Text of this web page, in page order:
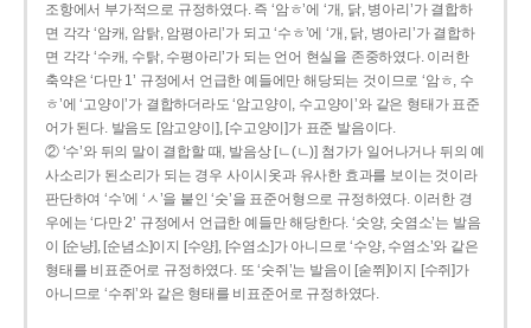
조항에서 부가적으로 규정하였다. 즉 ‘암ㅎ’에 ‘개, 닭, 병아리’가 결합하
면 각각 ‘암캐, 암탉, 암평아리’가 되고 ‘수ㅎ’에 ‘개, 닭, 병아리’가 결합하
면 각각 ‘수캐, 수탉, 수평아리’가 되는 언어 현실을 존중하였다. 이러한
축약은 ‘다만 1’ 규정에서 언급한 예들에만 해당되는 것이므로 ‘암ㅎ, 수
ㅎ’에 ‘고양이’가 결합하더라도 ‘암고양이, 수고양이’와 같은 형태가 표준
어가 된다. 발음도 [암고양이], [수고양이]가 표준 발음이다.
② ‘수’와 뒤의 말이 결합할 때, 발음상 [ㄴ(ㄴ)] 첨가가 일어나거나 뒤의 예
사소리가 된소리가 되는 경우 사이시옷과 유사한 효과를 보이는 것이라
판단하여 ‘수’에 ‘ㅅ’을 붙인 ‘숫’을 표준어형으로 규정하였다. 이러한 경
우에는 ‘다만 2’ 규정에서 언급한 예들만 해당한다. ‘숫양, 숫염소’는 발음
이 [순냥], [순념소]이지 [수양], [수염소]가 아니므로 ‘수양, 수염소’와 같은
형태를 비표준어로 규정하였다. 또 ‘숫쥐’는 발음이 [숟쮜]이지 [수쥐]가
아니므로 ‘수쥐’와 같은 형태를 비표준어로 규정하였다.